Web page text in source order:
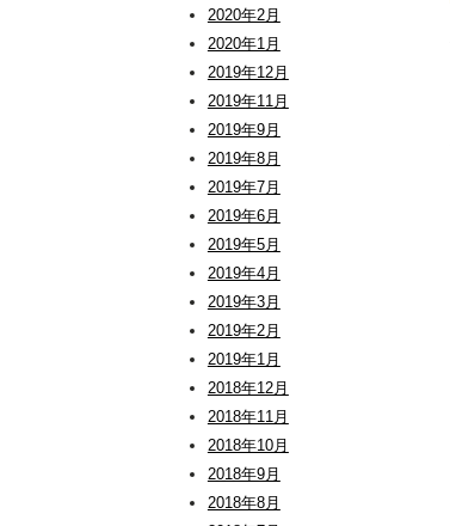
2020年2月
2020年1月
2019年12月
2019年11月
2019年9月
2019年8月
2019年7月
2019年6月
2019年5月
2019年4月
2019年3月
2019年2月
2019年1月
2018年12月
2018年11月
2018年10月
2018年9月
2018年8月